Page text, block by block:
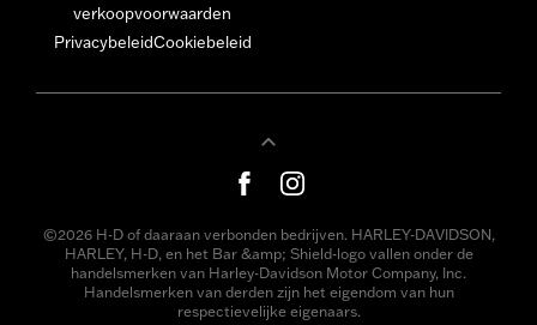
verkoopvoorwaarden
PrivacybeleidCookiebeleid
©2026 H-D of daaraan verbonden bedrijven. HARLEY-DAVIDSON,
HARLEY, H-D, en het Bar &amp; Shield-logo vallen onder de
handelsmerken van Harley-Davidson Motor Company, Inc.
Handelsmerken van derden zijn het eigendom van hun
respectievelijke eigenaars.